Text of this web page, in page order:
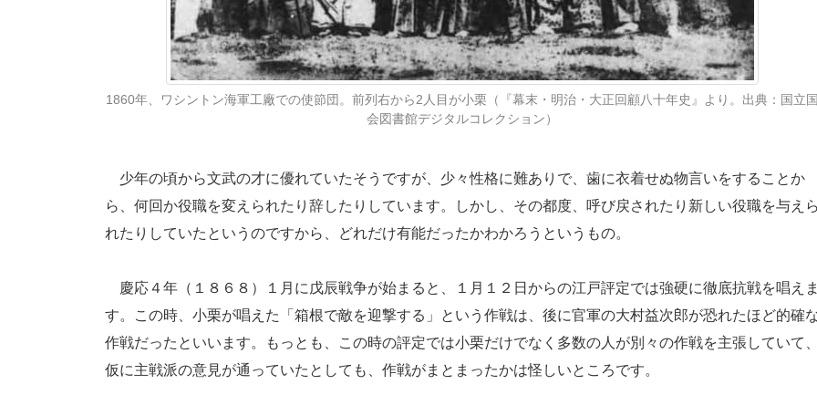
1860年、ワシントン海軍工廠での使節団。前列右から2人目が小栗（『幕末・明治・大正回顧八十年史』より。出典：国立国
会図書館デジタルコレクション）
少年の頃から文武の才に優れていたそうですが、少々性格に難ありで、歯に衣着せぬ物言いをすることか
ら、何回か役職を変えられたり辞したりしています。しかし、その都度、呼び戻されたり新しい役職を与えら
れたりしていたというのですから、どれだけ有能だったかわかろうというもの。
慶応４年（１８６８）１月に戊辰戦争が始まると、１月１２日からの江戸評定では強硬に徹底抗戦を唱えま
す。この時、小栗が唱えた「箱根で敵を迎撃する」という作戦は、後に官軍の大村益次郎が恐れたほど的確
作戦だったといいます。もっとも、この時の評定では小栗だけでなく多数の人が別々の作戦を主張していて、
仮に主戦派の意見が通っていたとしても、作戦がまとまったかは怪しいところです。